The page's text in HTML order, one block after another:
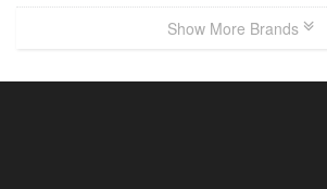
Show More Brands